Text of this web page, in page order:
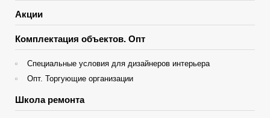
Акции
Комплектация объектов. Опт
Специальные условия для дизайнеров интерьера
Опт. Торгующие организации
Школа ремонта